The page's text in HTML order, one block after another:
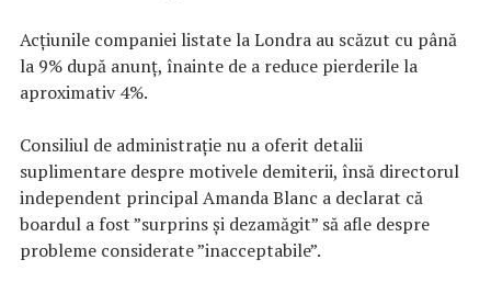
Acţiunile companiei listate la Londra au scăzut cu până
la 9% după anunţ, înainte de a reduce pierderile la
aproximativ 4%.
Consiliul de administraţie nu a oferit detalii
suplimentare despre motivele demiterii, însă directorul
independent principal Amanda Blanc a declarat că
boardul a fost ”surprins şi dezamăgit” să afle despre
probleme considerate ”inacceptabile”.